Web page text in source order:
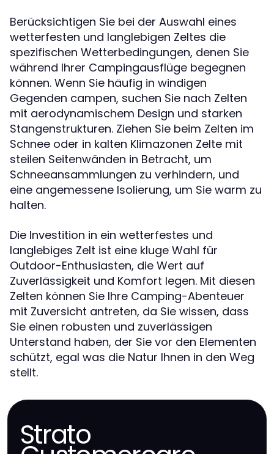
Berücksichtigen Sie bei der Auswahl eines
wetterfesten und langlebigen Zeltes die
spezifischen Wetterbedingungen, denen Sie
während Ihrer Campingausflüge begegnen
können. Wenn Sie häufig in windigen
Gegenden campen, suchen Sie nach Zelten
mit aerodynamischem Design und starken
Stangenstrukturen. Ziehen Sie beim Zelten im
Schnee oder in kalten Klimazonen Zelte mit
steilen Seitenwänden in Betracht, um
Schneeansammlungen zu verhindern, und
eine angemessene Isolierung, um Sie warm zu
halten.
Die Investition in ein wetterfestes und
langlebiges Zelt ist eine kluge Wahl für
Outdoor-Enthusiasten, die Wert auf
Zuverlässigkeit und Komfort legen. Mit diesen
Zelten können Sie Ihre Camping-Abenteuer
mit Zuversicht antreten, da Sie wissen, dass
Sie einen robusten und zuverlässigen
Unterstand haben, der Sie vor den Elementen
schützt, egal was die Natur Ihnen in den Weg
stellt.
Strato